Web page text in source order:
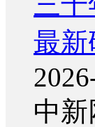
最新
中